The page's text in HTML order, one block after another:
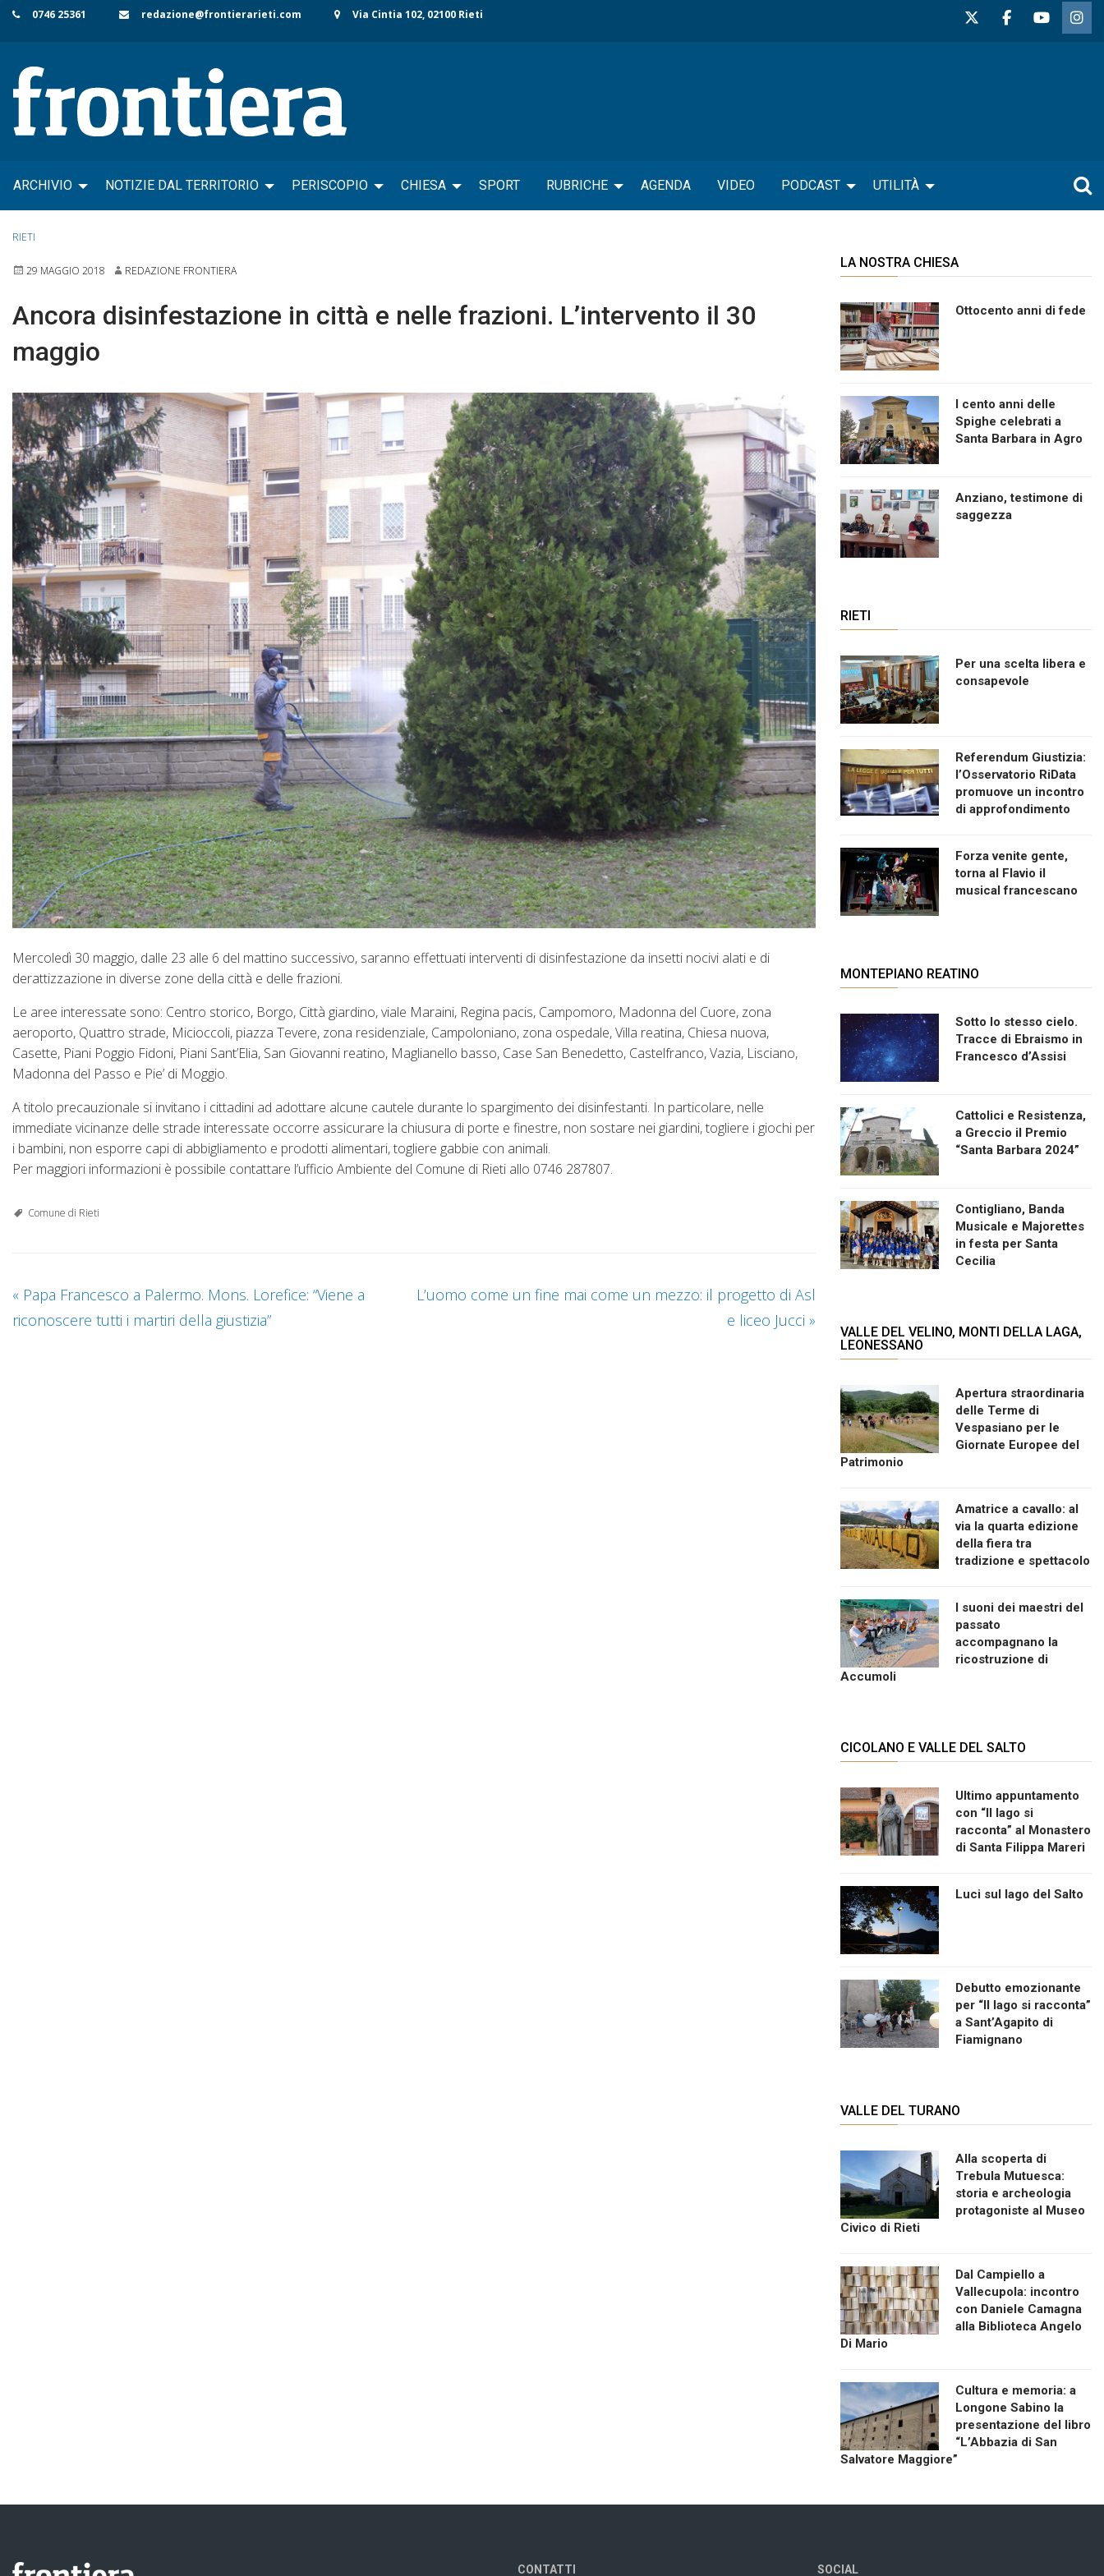
Skip
content
0746 25361 redazione@frontierarieti.com Via Cintia 102, 02100 Rieti
ARCHIVIO NOTIZIE DAL TERRITORIO PERISCOPIO CHIESA SPORT RUBRICHE AGENDA VIDEO PODCAST UTILITÀ
RIETI
29 MAGGIO 2018 REDAZIONE FRONTIERA
Ancora disinfestazione in città e nelle frazioni. L’intervento il 30
maggio
Mercoledì 30 maggio, dalle 23 alle 6 del mattino successivo, saranno effettuati interventi di disinfestazione da insetti nocivi alati e di
derattizzazione in diverse zone della città e delle frazioni.
Le aree interessate sono: Centro storico, Borgo, Città giardino, viale Maraini, Regina pacis, Campomoro, Madonna del Cuore, zona
aeroporto, Quattro strade, Micioccoli, piazza Tevere, zona residenziale, Campoloniano, zona ospedale, Villa reatina, Chiesa nuova,
Casette, Piani Poggio Fidoni, Piani Sant’Elia, San Giovanni reatino, Maglianello basso, Case San Benedetto, Castelfranco, Vazia, Lisciano,
Madonna del Passo e Pie’ di Moggio.
A titolo precauzionale si invitano i cittadini ad adottare alcune cautele durante lo spargimento dei disinfestanti. In particolare, nelle
immediate vicinanze delle strade interessate occorre assicurare la chiusura di porte e finestre, non sostare nei giardini, togliere i giochi per
i bambini, non esporre capi di abbigliamento e prodotti alimentari, togliere gabbie con animali.
Per maggiori informazioni è possibile contattare l’ufficio Ambiente del Comune di Rieti allo 0746 287807.
Comune di Rieti
« Papa Francesco a Palermo. Mons. Lorefice: “Viene a
riconoscere tutti i martiri della giustizia”
L’uomo come un fine mai come un mezzo: il progetto di Asl
e liceo Jucci »
LA NOSTRA CHIESA
Ottocento anni di fede
I cento anni delle
Spighe celebrati a
Santa Barbara in Agro
Anziano, testimone di
saggezza
RIETI
Per una scelta libera e
consapevole
Referendum Giustizia:
l’Osservatorio RiData
promuove un incontro
di approfondimento
Forza venite gente,
torna al Flavio il
musical francescano
MONTEPIANO REATINO
Sotto lo stesso cielo.
Tracce di Ebraismo in
Francesco d’Assisi
Cattolici e Resistenza,
a Greccio il Premio
“Santa Barbara 2024”
Contigliano, Banda
Musicale e Majorettes
in festa per Santa
Cecilia
VALLE DEL VELINO, MONTI DELLA LAGA,
LEONESSANO
Apertura straordinaria
delle Terme di
Vespasiano per le
Giornate Europee del
Patrimonio
Amatrice a cavallo: al
via la quarta edizione
della fiera tra
tradizione e spettacolo
I suoni dei maestri del
passato
accompagnano la
ricostruzione di
Accumoli
CICOLANO E VALLE DEL SALTO
Ultimo appuntamento
con “Il lago si
racconta” al Monastero
di Santa Filippa Mareri
Luci sul lago del Salto
Debutto emozionante
per “Il lago si racconta”
a Sant’Agapito di
Fiamignano
VALLE DEL TURANO
Alla scoperta di
Trebula Mutuesca:
storia e archeologia
protagoniste al Museo
Civico di Rieti
Dal Campiello a
Vallecupola: incontro
con Daniele Camagna
alla Biblioteca Angelo
Di Mario
Cultura e memoria: a
Longone Sabino la
presentazione del libro
“L’Abbazia di San
Salvatore Maggiore”
CONTATTI SOCIAL